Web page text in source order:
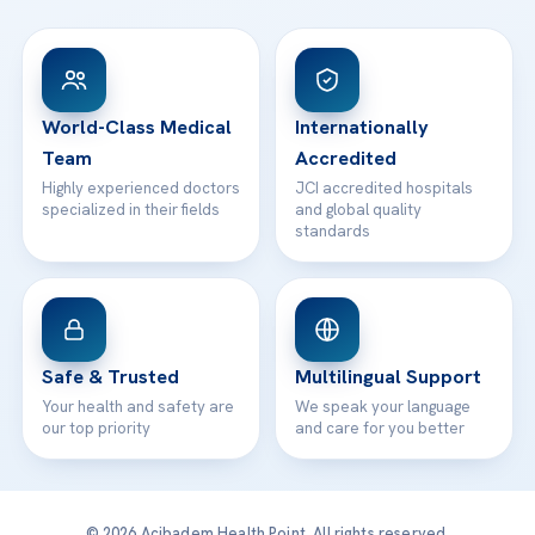
View All Hospitals
Patient Rights
Contact
WhatsApp Support
World-Class Medical
Team
Highly experienced doctors
specialized in their fields
Internationally
Accredited
JCI accredited hospitals
and global quality
standards
Safe & Trusted
Your health and safety are
our top priority
Multilingual Support
We speak your language
and care for you better